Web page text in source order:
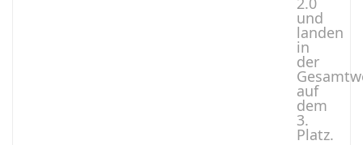
und
landen
in
der
auf
dem
3.
Platz.